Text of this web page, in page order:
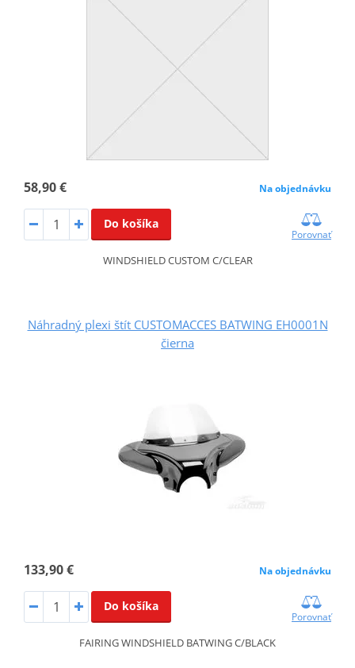
58,90 € Na objednávku
Do košíka
Porovnať
WINDSHIELD CUSTOM C/CLEAR
Náhradný plexi štít CUSTOMACCES BATWING EH0001N
čierna
133,90 € Na objednávku
Do košíka
Porovnať
FAIRING WINDSHIELD BATWING C/BLACK